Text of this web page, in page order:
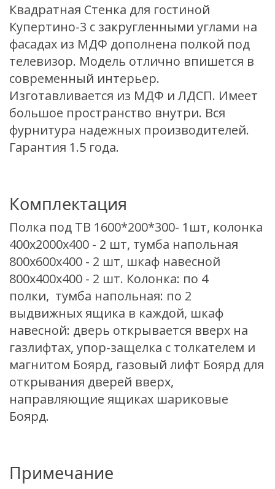
Квадратная Стенка для гостиной
Купертино-3 с закругленными углами на
фасадах из МДФ дополнена полкой под
телевизор. Модель отлично впишется в
современный интерьер.
Изготавливается из МДФ и ЛДСП. Имеет
большое пространство внутри. Вся
фурнитура надежных производителей.
Гарантия 1.5 года.
Комплектация
Полка под ТВ 1600*200*300- 1шт, колонка
400х2000х400 - 2 шт, тумба напольная
800х600х400 - 2 шт, шкаф навесной
800х400х400 - 2 шт. Колонка: по 4
полки, тумба напольная: по 2
выдвижных ящика в каждой, шкаф
навесной: дверь открывается вверх на
газлифтах, упор-защелка с толкателем и
магнитом Боярд, газовый лифт Боярд для
открывания дверей вверх,
направляющие ящиках шариковые
Боярд.
Примечание